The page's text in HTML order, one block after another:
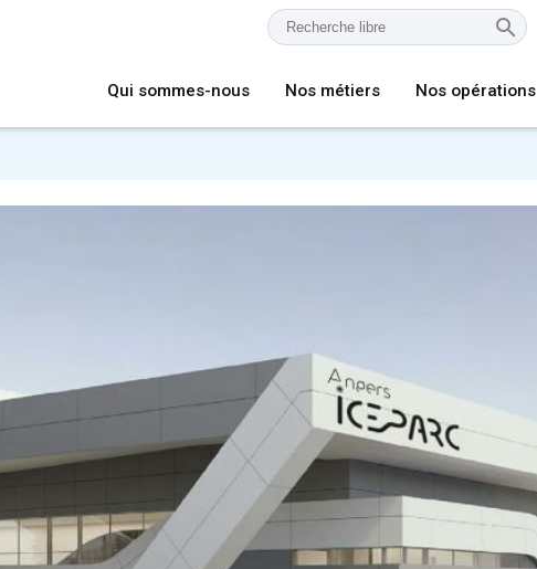
Qui sommes-nous Nos métiers Nos opérations